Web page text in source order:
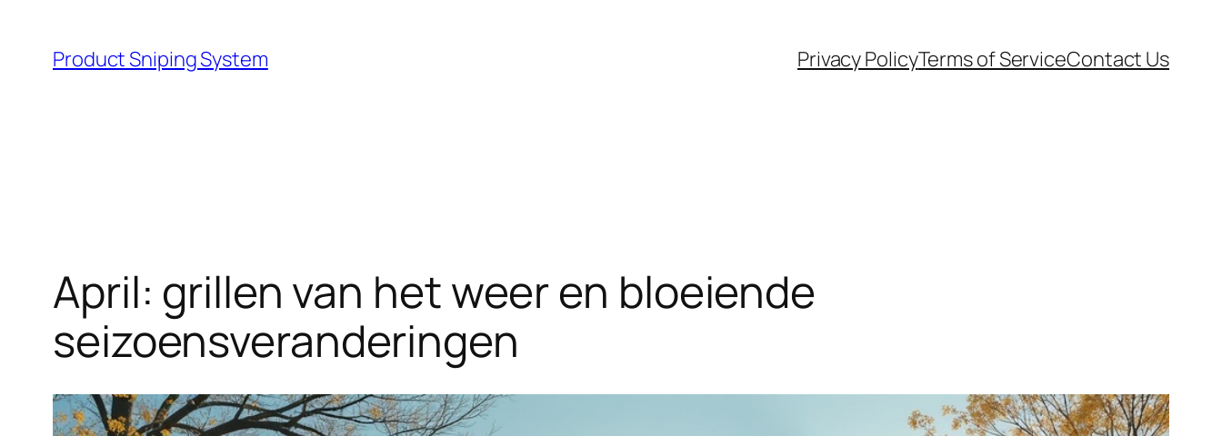
content
Product Sniping System Privacy PolicyTerms of ServiceContact Us
April: grillen van het weer en bloeiende
seizoensveranderingen